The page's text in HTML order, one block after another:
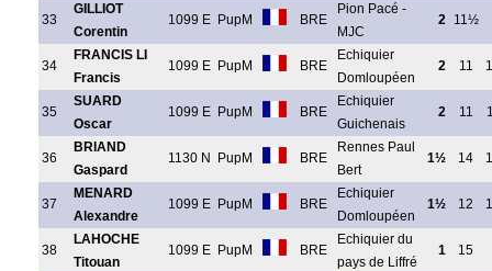
33
GILLIOT
Corentin
1099 E PupM BRE
Pion Pacé -
MJC
2 11½
34
FRANCIS LI
Francis
1099 E PupM BRE
Echiquier
Domloupéen
2 11
35
SUARD
Oscar
1099 E PupM BRE
Echiquier
Guichenais
2 11
36
BRIAND
Gaspard
1130 N PupM BRE
Rennes Paul
Bert
1½ 14
37
MENARD
Alexandre
1099 E PupM BRE
Echiquier
Domloupéen
1½ 12
38
LAHOCHE
Titouan
1099 E PupM BRE
Echiquier du
pays de Liffré
1 15